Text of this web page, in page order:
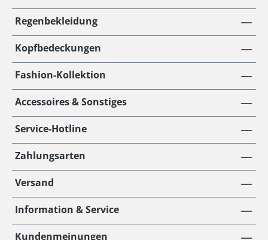
Regenbekleidung
Kopfbedeckungen
Fashion-Kollektion
Accessoires & Sonstiges
Service-Hotline
Zahlungsarten
Versand
Information & Service
Kundenmeinungen